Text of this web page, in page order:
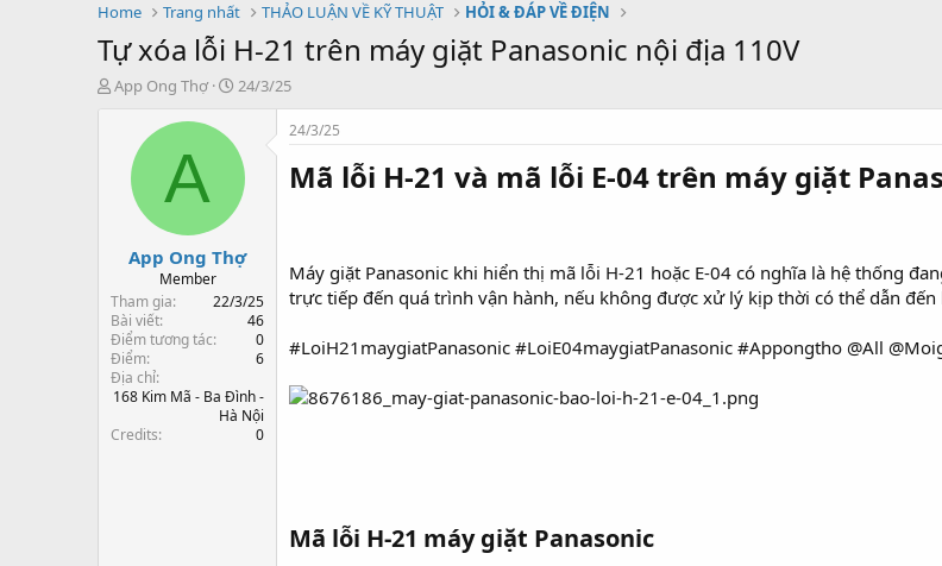
Home Trang nhất THẢO LUẬN VỀ KỸ THUẬT HỎI & ĐÁP VỀ ĐIỆN
Tự xóa lỗi H-21 trên máy giặt Panasonic nội địa 110V
T
t
e
r
App Ong Thợ
N
y
b
ắ
t
ầ
24/3/25
A
App Ong Thợ
Member
Tham gia
22/3/25
Bài viết
46
Điểm tương tác
0
Điểm
6
Địa chỉ
168 Kim Mã - Ba Đình -
Hà Nội
Credits
0
24/3/25
Mã lỗi H-21 và mã lỗi E-04 trên máy giặt
Máy giặt Panasonic khi hiển thị mã lỗi H-21 hoặc E-04 có nghĩa là hệ thống
trực tiếp đến quá trình vận hành, nếu không được xử lý kịp thời có thể dẫn
#LoiH21maygiatPanasonic #LoiE04maygiatPanasonic #Appongtho @All
Mã lỗi H-21 máy giặt Panasonic